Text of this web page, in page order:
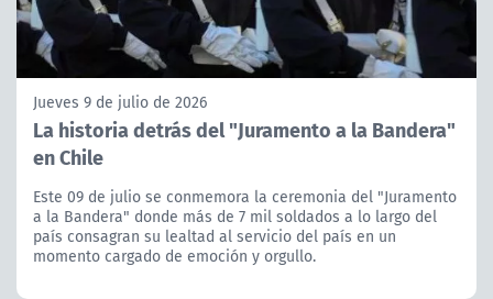
Jueves 9 de julio de 2026
La historia detrás del "Juramento a la Bandera"
en Chile
Este 09 de julio se conmemora la ceremonia del "Juramento
a la Bandera" donde más de 7 mil soldados a lo largo del
país consagran su lealtad al servicio del país en un
momento cargado de emoción y orgullo.